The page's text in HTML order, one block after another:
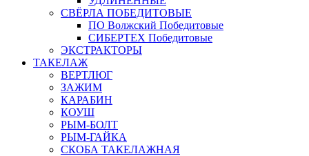
СВЁРЛА ПОБЕДИТОВЫЕ
ПО Волжский Победитовые
СИБЕРТЕХ Победитовые
ЭКСТРАКТОРЫ
ТАКЕЛАЖ
ВЕРТЛЮГ
ЗАЖИМ
КАРАБИН
КОУШ
РЫМ-БОЛТ
РЫМ-ГАЙКА
СКОБА ТАКЕЛАЖНАЯ